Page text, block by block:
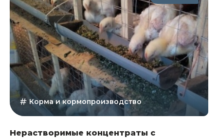
Корма и кормопроизводство
Нерастворимые концентраты с